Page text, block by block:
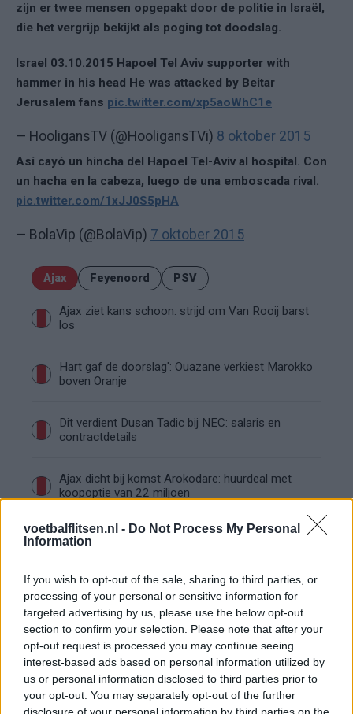
voetbalflitsen.nl - Do Not Process My Personal
Information
If you wish to opt-out of the sale, sharing to third parties, or
processing of your personal or sensitive information for
targeted advertising by us, please use the below opt-out
section to confirm your selection. Please note that after your
opt-out request is processed you may continue seeing
interest-based ads based on personal information utilized by
us or personal information disclosed to third parties prior to
your opt-out. You may separately opt-out of the further
disclosure of your personal information by third parties on the
zijn er twee mensen opgepakt door de politie in Israël,
die het vergrijp bekijkt als poging tot doodslag.
Israel 03.10.2015 Hapoel Tel Aviv supporter with
hammer in his head He was attacked by Beitar
Jerusalem fans pic.twitter.com/xp5aoWhC1e
— HooligansTV (@HooligansTVi) 8 oktober 2015
Así cayó un hincha del Hapoel Tel-Aviv al hospital. Con
un hacha en la cabeza, luego de una emboscada rival.
pic.twitter.com/1xJJ0S5pHA
— BolaVip (@BolaVip) 7 oktober 2015
Ajax Feyenoord PSV
Ajax ziet kans schoon: strijd om Van Rooij barst
los
Hart gaf de doorslag': Ouazane verkiest Marokko
boven Oranje
Dit verdient Dusan Tadic bij NEC: salaris en
contractdetails
Ajax dicht bij komst Arokodare: huurdeal met
koopoptie van 22 miljoen
Ajax helpt Burnley uit de brand met afgeknipte
sokken na blunder met tenues
Hakim Ziyech verhuurt opnieuw luxe
appartement op Amsterdamse Zuidas
Marcos Leonardo laat eerste indruk achter bij
Ajax: 'Hier gaan fans van genieten'
Resterend oefenprogramma Ajax: waar zijn de